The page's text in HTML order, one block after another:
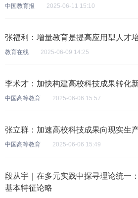
中国教育报 2025-06-11 15:10
张福利：增量教育是提高应用型人才
教育在线 2025-06-09 14:25
李术才：加快构建高校科技成果转化
中国高等教育 2025-06-06 15:57
张立群：加速高校科技成果向现实生
中国高等教育 2025-06-06 15:49
段从宇｜在多元实践中探寻理论统一
基本特征论略